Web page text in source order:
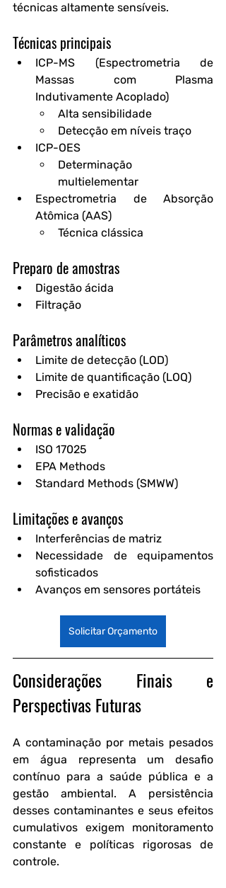
técnicas altamente sensíveis.
Técnicas principais
ICP-MS (Espectrometria de
Massas com Plasma
Indutivamente Acoplado)
Alta sensibilidade
Detecção em níveis traço
ICP-OES
Determinação
multielementar
Espectrometria de Absorção
Atômica (AAS)
Técnica clássica
Preparo de amostras
Digestão ácida
Filtração
Parâmetros analíticos
Limite de detecção (LOD)
Limite de quantificação (LOQ)
Precisão e exatidão
Normas e validação
ISO 17025
EPA Methods
Standard Methods (SMWW)
Limitações e avanços
Interferências de matriz
Necessidade de equipamentos
sofisticados
Avanços em sensores portáteis
Solicitar Orçamento
Considerações Finais e
Perspectivas Futuras
A contaminação por metais pesados
em água representa um desafio
contínuo para a saúde pública e a
gestão ambiental. A persistência
desses contaminantes e seus efeitos
cumulativos exigem monitoramento
constante e políticas rigorosas de
controle.